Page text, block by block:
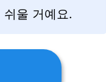
울 거예요.